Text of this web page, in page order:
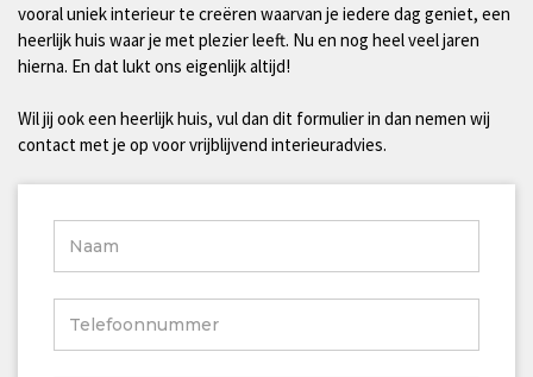
vooral uniek interieur te creëren waarvan je iedere dag geniet, een
heerlijk huis waar je met plezier leeft. Nu en nog heel veel jaren
hierna. En dat lukt ons eigenlijk altijd!
Wil jij ook een heerlijk huis, vul dan dit formulier in dan nemen wij
contact met je op voor vrijblijvend interieuradvies.